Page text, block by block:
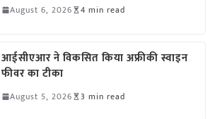
August 6, 2026 4 min read
आईसीएआर ने विकसित किया अफ्रीकी स्वाइन
फीवर का टीका
August 5, 2026 3 min read